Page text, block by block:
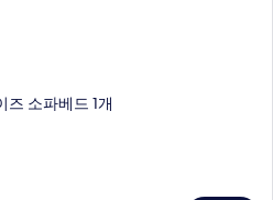
즈 소파베드 1개